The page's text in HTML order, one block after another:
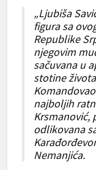
„Ljubiša
figura sa
Republike
njegovim
sačuvana u
stotine
najboljih
Krsmanović,
odlikovana
Nemanjića.